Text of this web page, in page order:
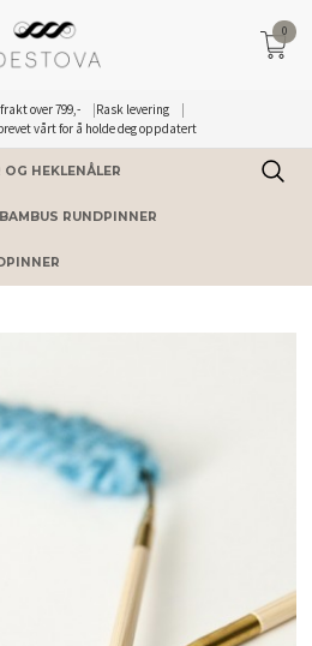
over 799,-
Rask levering
vårt for å holde deg oppdatert
0
HEKLENÅLER
RUNDPINNER